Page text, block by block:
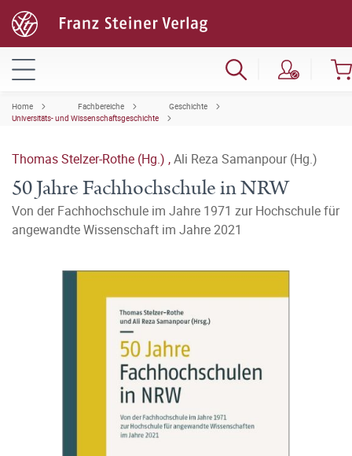
Home Fachbereiche
Geschichte
Universitäts- und Wissenschaftsgeschichte
Thomas Stelzer-Rothe (Hg.) ,Ali Reza Samanpour (Hg.)
50 Jahre Fachhochschule in NRW
Von der Fachhochschule im Jahre 1971 zur Hochschule für
angewandte Wissenschaft im Jahre 2021